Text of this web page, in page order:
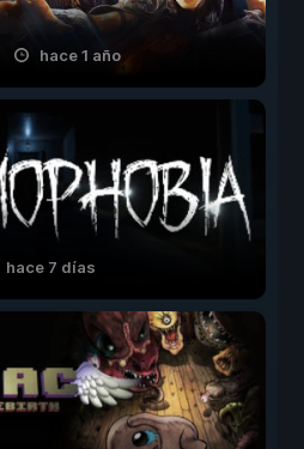
hace 1 año
hace 7 días